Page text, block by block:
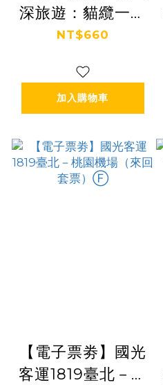
深旅遊：貓纜一日
票+貓空在地體驗
禮包 Ⓕ
NT$660
加入購物車
【電子票劵】國光
客運1819臺北－桃